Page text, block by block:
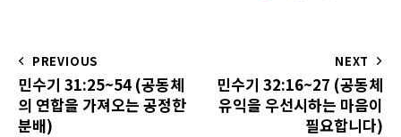
PREVIOUS
민수기 31:25~54 (공동체
의 연합을 가져오는 공정한
분배)
NEXT
민수기 32:16~27 (공동체
유익을 우선시하는 마음이
필요합니다)